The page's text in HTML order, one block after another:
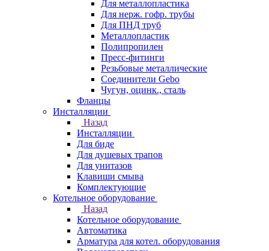
Для металлопластика
Для нерж. гофр. трубы
Для ПНД труб
Металлопластик
Полипропилен
Пресс-фитинги
Резьбовые металлические
Соединители Gebo
Чугун, оцинк., сталь
Фланцы
Инсталляции
Назад
Инсталляции
Для биде
Для душевых трапов
Для унитазов
Клавиши смыва
Комплектующие
Котельное оборудование
Назад
Котельное оборудование
Автоматика
Арматура для котел. оборудования